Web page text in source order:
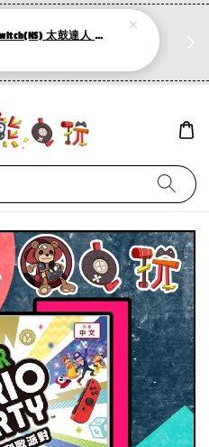
，加購第二件再打95折
【夯夯熊電玩】 Switch(NS) 太鼓達人 咚咔二合一大冒險 :mahjong:(數位版)